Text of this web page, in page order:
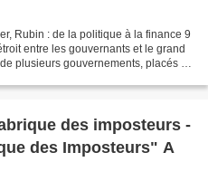
Rubin : de la politique à la finance 9
entre les gouvernants et le grand
plusieurs gouvernements, placés à
des imposteurs -
des Imposteurs" A